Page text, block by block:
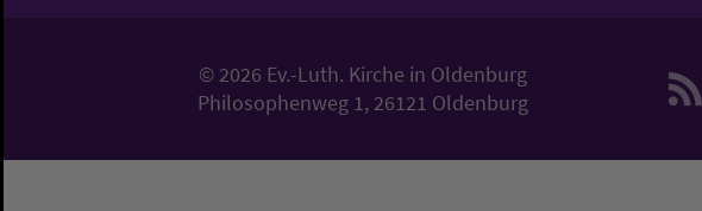
© 2026 Ev.-Luth. Kirche in Oldenburg
Philosophenweg 1, 26121 Oldenburg